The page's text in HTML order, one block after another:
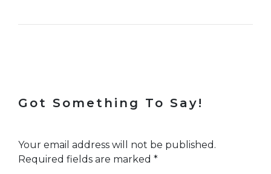
Got Something To Say!
Your email address will not be published.
Required fields are marked *